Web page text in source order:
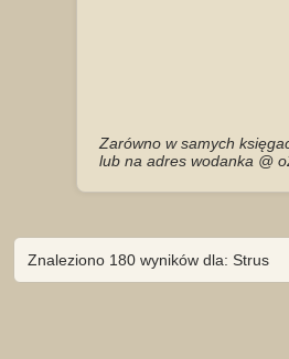
Zarówno w samych
lub na adres wodanka @
Znaleziono 180 wyników dla: Strus